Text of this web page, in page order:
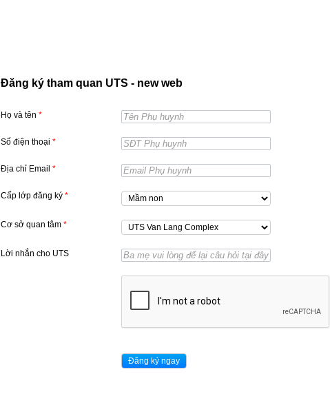
Đăng ký tham quan UTS - new web
Họ và tên *
Số điện thoại *
Địa chỉ Email *
Cấp lớp đăng ký *
Cơ sở quan tâm *
Lời nhắn cho UTS